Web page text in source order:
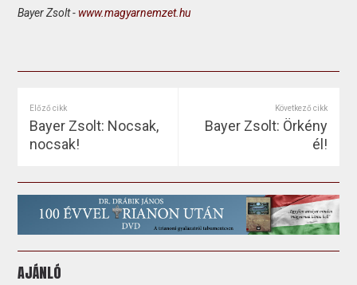
Bayer Zsolt - www.magyarnemzet.hu
Előző cikk
Bayer Zsolt: Nocsak,
nocsak!
Következő cikk
Bayer Zsolt: Örkény
él!
AJÁNLÓ